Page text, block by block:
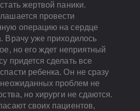
жертвой паники.
провести
операцию на сердце
Врачу уже приходилось
но его ждет неприятный
придется сделать все
ребенка. Он не сразу
проблем не
но хирурги не сдаются.
своих пациентов,